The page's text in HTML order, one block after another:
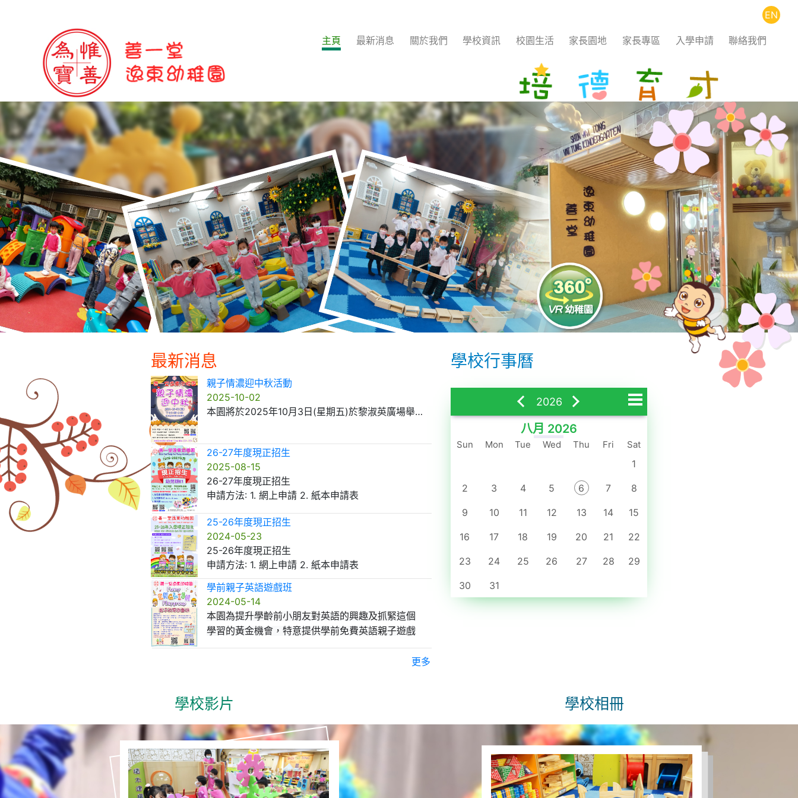
主頁 最新消息 關於我們 學校資訊 校園生活 家長園地 家長專區 入學申請 聯絡我們
EN
最新消息
親子情濃迎中秋活動
2025-10-02
本園將於2025年10月3日(星期五)於黎淑英廣場舉行
26-27年度現正招生
2025-08-15
26-27年度現正招生
申請方法: 1. 網上申請 2. 紙本申請表
25-26年度現正招生
2024-05-23
25-26年度現正招生
申請方法: 1. 網上申請 2. 紙本申請表
所需文件: 1. 幼兒出世紙副本 2. 幼兒證件相 3. 報名費 $40
學前親子英語遊戲班
2024-05-14
本園為提升學齡前小朋友對英語的興趣及抓緊這個
學習的黃金機會，特意提供學前免費英語親子遊戲
班。
費用: 全免
1. 將於24-25年度入讀本園的小朋友 (優先)
2. 區內2-3歲幼兒 (25-26年入學K1)
導師: 本園外藉老師及本園老師
截止日期: 2024年5月27日
備註: 家長可於組別日期填上志願，如組別參與人數太多，將由
校方決定參與組別。
更多
學校行事曆
2026
二月
四月
五月
八月
九月
十月
八月 2026
Sun Mon Tue Wed Thu Fri Sat
1
2 3 4 5 6 7 8
9 10 11 12 13 14 15
16 17 18 19 20 21 22
23 24 25 26 27 28 29
30 31
八月 6, 2026
學校影片 學校相冊